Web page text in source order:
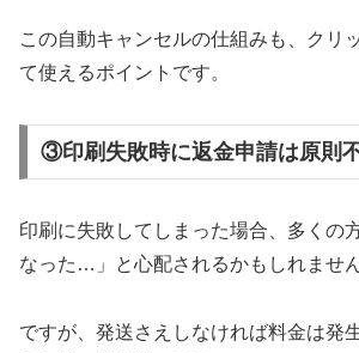
この自動キャンセルの仕組みも、クリ
て使えるポイントです。
③印刷失敗時に返金申請は原則
印刷に失敗してしまった場合、多くの
なった…」と心配されるかもしれません
ですが、発送さえしなければ料金は発